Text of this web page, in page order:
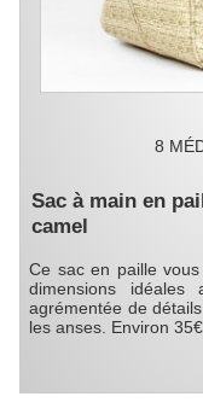
8
Sac à main en
camel
Ce sac en paille
dimensions
agrémentée de
les anses. Environ 35€